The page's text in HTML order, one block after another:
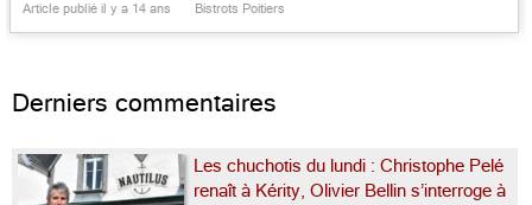
Levernois à Beaune et au Maxime, Marie-
Article publié il y a 14 ans Bistrots Poitiers
Derniers commentaires
Les chuchotis du lundi : Christophe Pelé
renaît à Kérity, Olivier Bellin s’interroge à